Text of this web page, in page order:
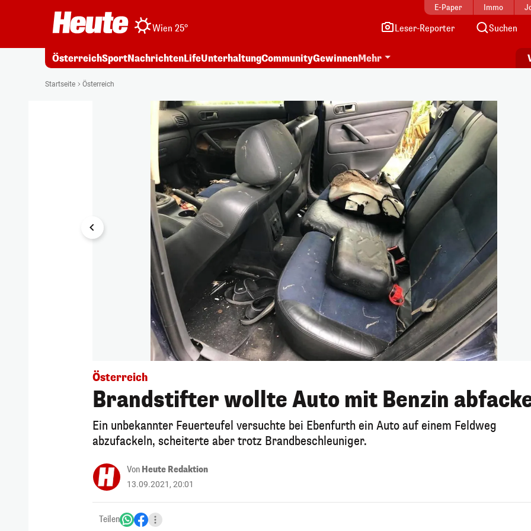
E-Paper Immo
Wien 25° Leser-Reporter Suchen
ÖsterreichSportNachrichtenLifeUnterhaltungCommunityGewinnenMehr
Startseite Österreich
Österreich
Brandstifter wollte Auto mit Benzin
Ein unbekannter Feuerteufel versuchte bei Ebenfurth ein Auto auf einem Feldweg
abzufackeln, scheiterte aber trotz Brandbeschleuniger.
Von Heute Redaktion
13.09.2021, 20:01
Teilen